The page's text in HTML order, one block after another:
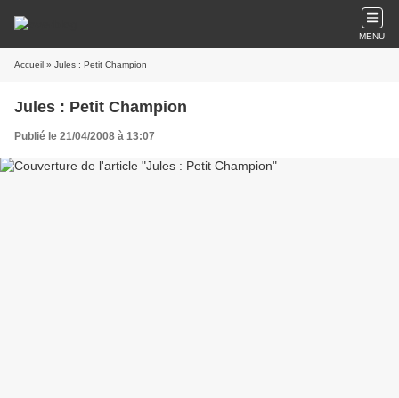
MENU
Accueil » Jules : Petit Champion
Jules : Petit Champion
Publié le 21/04/2008 à 13:07